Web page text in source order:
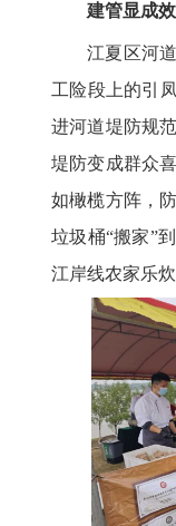
建管显成
江夏区河
工险段上的引
进河道堤防规
堤防变成群众
如橄榄方阵，
垃圾桶“搬家”
江岸线农家乐炊